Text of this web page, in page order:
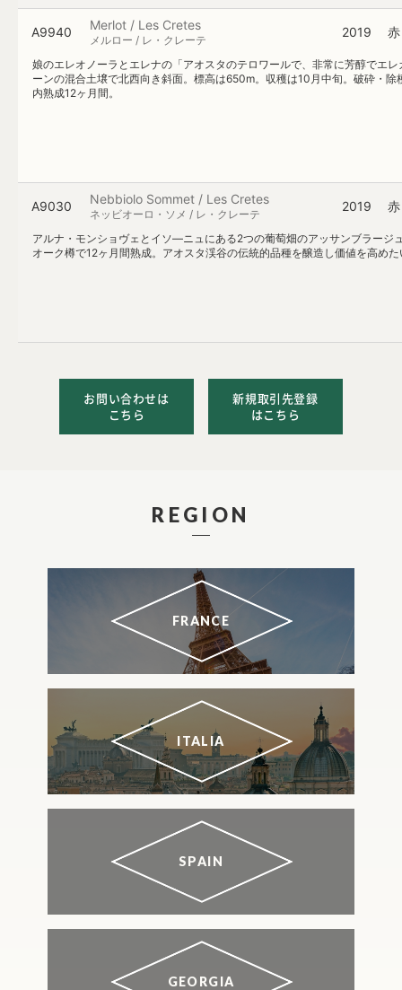
A9940 Merlot / Les Cretes
メルロー / レ・クレーテ
2019 赤
娘のエレオノーラとエレナの「アオスタのテロワールで、非常に芳醇でエ
ーンの混合土壌で北西向き斜面。標高は650m。収穫は10月中旬。破砕・
内熟成12ヶ月間。
A9030 Nebbiolo Sommet / Les Cretes
ネッビオーロ・ソメ / レ・クレーテ
2019 赤
アルナ・モンショヴェとイソ―ニュにある2つの葡萄畑のアッサンブラー
オーク樽で12ヶ月間熟成。アオスタ渓谷の伝統的品種を醸造し価値を高め
お問い合わせは
こちら
新規取引先登録
はこちら
REGION
FRANCE
ITALIA
SPAIN
GEORGIA